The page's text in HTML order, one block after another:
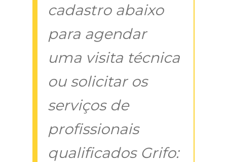
cadastro abaixo
para agendar
uma visita técnica
ou solicitar os
serviços de
profissionais
qualificados Grifo: